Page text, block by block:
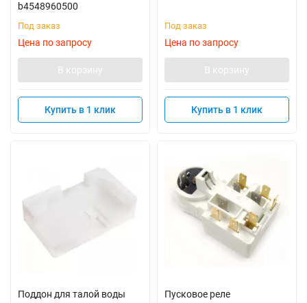
b4548960500
Под заказ
Цена по запросу
В корзину
Купить в 1 клик
Под заказ
Цена по запросу
В корзину
Купить в 1 клик
Поддон для талой воды
Пусковое реле